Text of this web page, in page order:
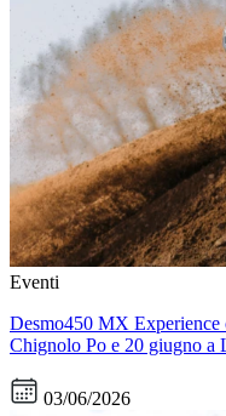
Eventi
Desmo450 MX
Chignolo Po e 20 giugno a
03/06/2026